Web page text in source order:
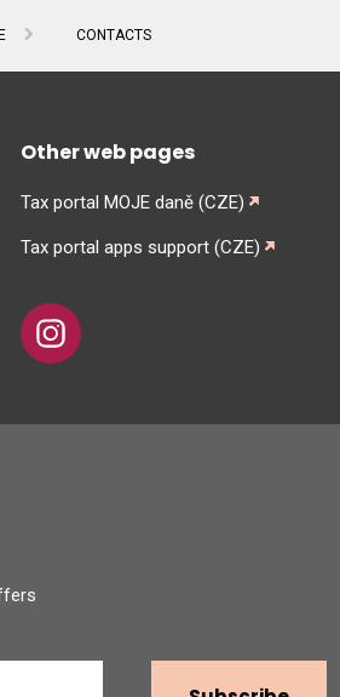
CONTACTS
Other web pages
Tax portal MOJE daně (CZE)
Tax portal apps support (CZE)
Instagram